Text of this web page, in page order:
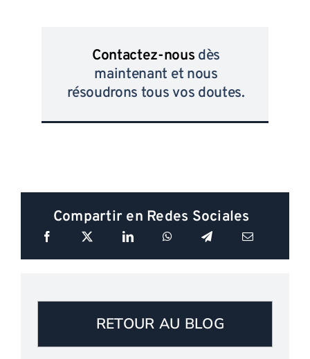
Contactez-nous dès
maintenant et nous
résoudrons tous vos doutes.
Compartir en Redes Sociales
RETOUR AU BLOG